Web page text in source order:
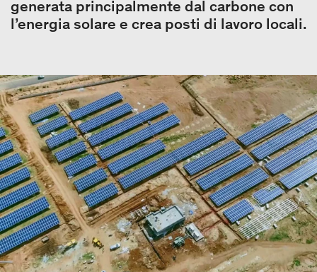
generata principalmente dal carbone con
l’energia solare e crea posti di lavoro locali.